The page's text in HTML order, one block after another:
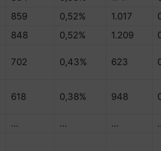
859 0,52% 1.017
848 0,52% 1.209
702 0,43% 623
618 0,38% 948
… … …